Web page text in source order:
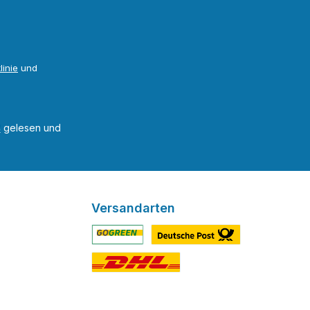
und
gelesen und
Versandarten
Benutzerdefiniertes Bild 1
Benutzerdefiniertes Bild 2